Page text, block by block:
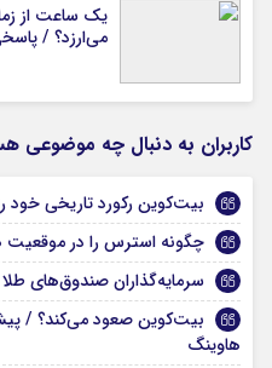
می‌ارزد؟ /
کاربران به دنبال چه موضوعی
بیت‌کوین رکورد تاریخی خود
چگونه استرس را در موقعیت
سرمایه‌گذاران صندوق‌های
بیت‌کوین صعود می‌کند؟ /
هاوینگ